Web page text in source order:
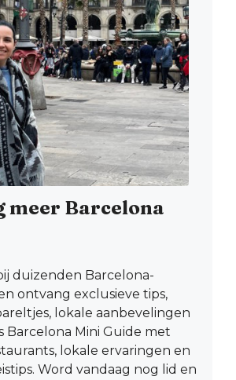
meer Barcelona
duizenden Barcelona-
ontvang exclusieve tips,
lokale aanbevelingen
Barcelona Mini Guide met
lokale ervaringen en
Word vandaag nog lid en